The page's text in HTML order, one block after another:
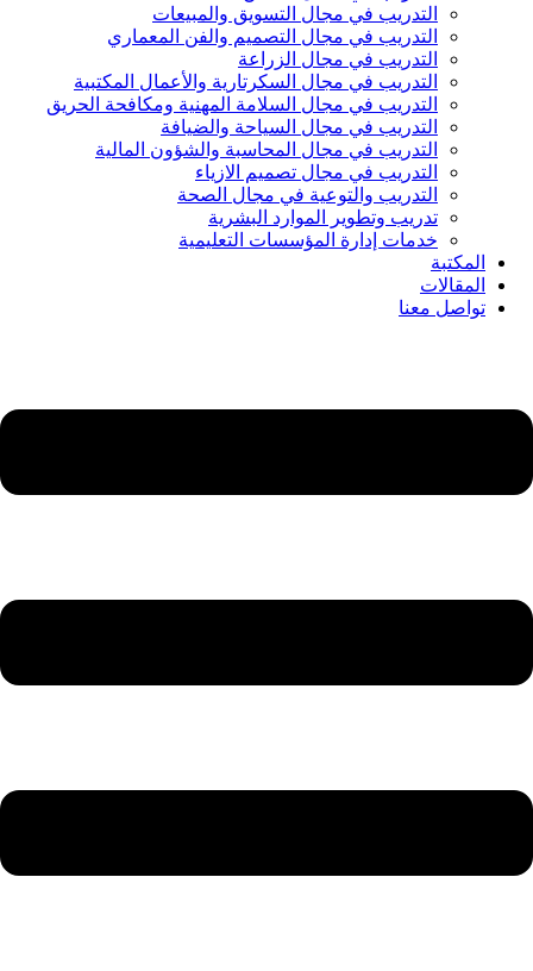
التدريب في مجال التسويق والمبيعات
التدريب في مجال التصميم والفن المعماري
التدريب في مجال الزراعة
التدريب في مجال السكرتارية والأعمال المكتبية
التدريب في مجال السلامة المهنية ومكافحة الحريق
التدريب في مجال السياحة والضيافة
التدريب في مجال المحاسبة والشؤون المالية
التدريب في مجال تصميم الازياء
التدريب والتوعية في مجال الصحة
تدريب وتطوير الموارد البشرية
خدمات إدارة المؤسسات التعليمية
المكتبة
المقالات
تواصل معنا